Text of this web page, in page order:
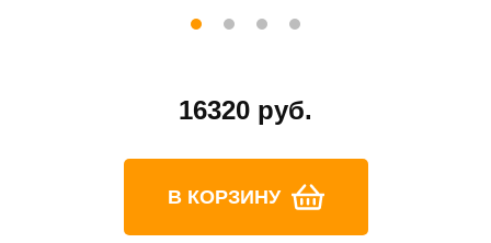
16320 руб.
В КОРЗИНУ